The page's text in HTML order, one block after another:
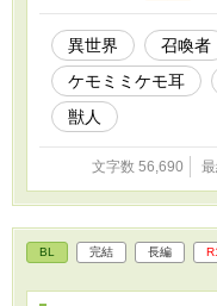
異世界 召喚者
ケモミミケモ耳
獣人
文字数 56,690
BL 完結 長編